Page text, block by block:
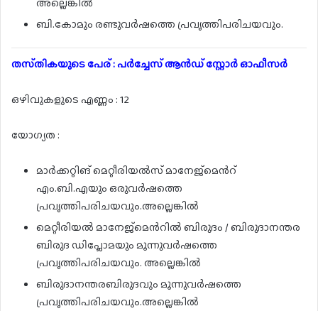
ബി.കോമും രണ്ടുവർഷത്തെ പ്രവൃത്തിപരിചയവും.
തസ്‌തികയുടെ പേര് : പർച്ചേസ് ആൻഡ് സ്റ്റോർ ഓഫീസർ
ഒഴിവുകളുടെ എണ്ണം : 12
യോഗ്യത :
മാർക്കറ്റിങ് മെറ്റീരിയൽസ് മാനേജ്മെൻറ്
എം.ബി.എയും ഒരുവർഷത്തെ
പ്രവൃത്തിപരിചയവും.അല്ലെങ്കിൽ
മെറ്റീരിയൽ മാനേജ്മെൻറിൽ ബിരുദം / ബിരുദാനന്തര
ബിരുദ ഡിപ്ലോമയും മൂന്നുവർഷത്തെ
പ്രവൃത്തിപരിചയവും. അല്ലെങ്കിൽ
ബിരുദാനന്തരബിരുദവും മൂന്നുവർഷത്തെ
പ്രവൃത്തിപരിചയവും.അല്ലെങ്കിൽ